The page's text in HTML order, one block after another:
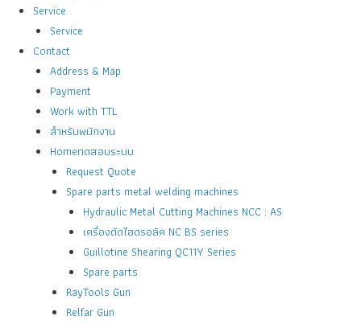
Service
Service
Contact
Address & Map
Payment
Work with TTL
สำหรับพนักงาน
Homeทดสอบระบบ
Request Quote
Spare parts metal welding machines
Hydraulic Metal Cutting Machines NCC : AS
เครื่องตัดไฮดรอลิค NC BS series
Guillotine Shearing QC11Y Series
Spare parts
RayTools Gun
Relfar Gun